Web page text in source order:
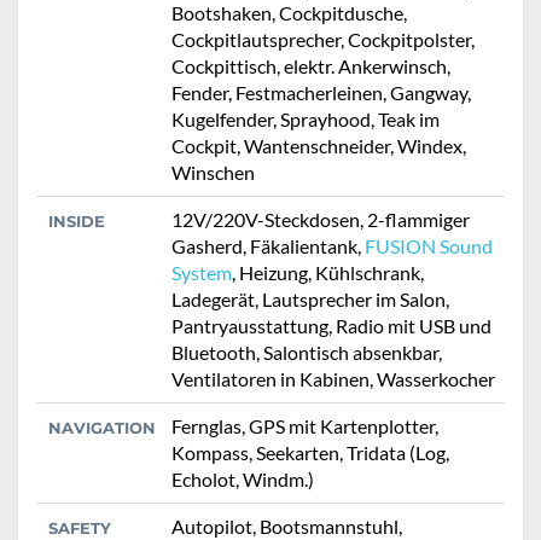
Bootshaken, Cockpitdusche,
Cockpitlautsprecher, Cockpitpolster,
Cockpittisch, elektr. Ankerwinsch,
Fender, Festmacherleinen, Gangway,
Kugelfender, Sprayhood, Teak im
Cockpit, Wantenschneider, Windex,
Winschen
INSIDE
12V/220V-Steckdosen, 2-flammiger
Gasherd, Fäkalientank, FUSION Sound
System, Heizung, Kühlschrank,
Ladegerät, Lautsprecher im Salon,
Pantryausstattung, Radio mit USB und
Bluetooth, Salontisch absenkbar,
Ventilatoren in Kabinen, Wasserkocher
NAVIGATION
Fernglas, GPS mit Kartenplotter,
Kompass, Seekarten, Tridata (Log,
Echolot, Windm.)
SAFETY
Autopilot, Bootsmannstuhl,